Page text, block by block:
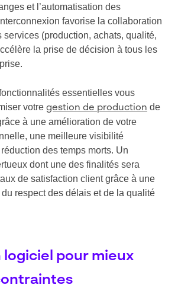
et l’automatisation des
favorise la collaboration
services (production, achats, qualité,
la prise de décision à tous les
essentielles vous
votre gestion de production de
à une amélioration de votre
une meilleure visibilité
des temps morts. Un
dont une des finalités sera
de satisfaction client grâce à une
respect des délais et de la qualité
logiciel pour mieux